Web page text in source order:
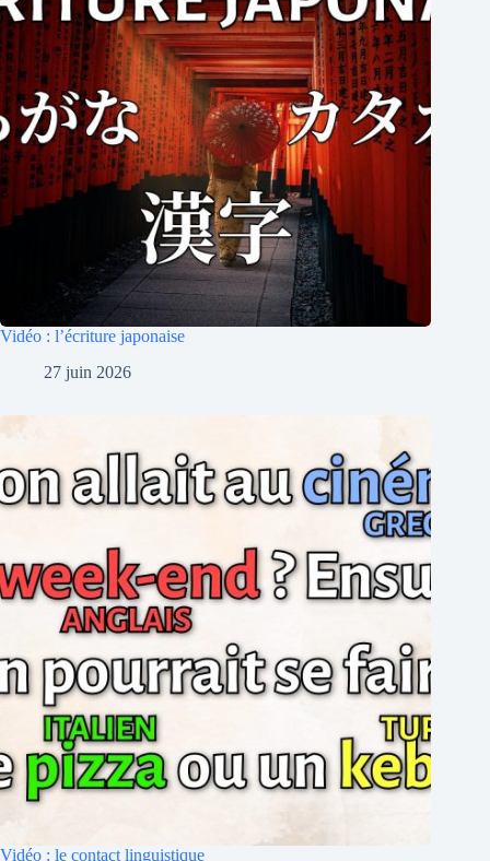
Vidéo : l’écriture japonaise
27 juin 2026
Vidéo : le contact linguistique